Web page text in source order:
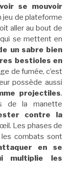
se mouvoir
jeu de plateforme
aller au bout de
se mettent en
un sabre bien
bestioles en
de fumée, c’est
possède aussi
projectiles.
de la manette
contre la
Les phases de
combats sont
en se
multiplie les